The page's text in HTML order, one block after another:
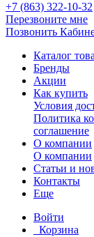
+7 (863) 322-10-32
Перезвоните мне
Позвонить
Каталог
Бренды
Акции
Как купить
Условия
Политика
соглашение
О компании
О компании
Статьи и
Контакты
Еще
Войти
Корзина